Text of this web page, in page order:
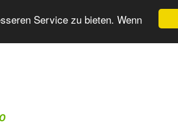
Service zu bieten. Wenn